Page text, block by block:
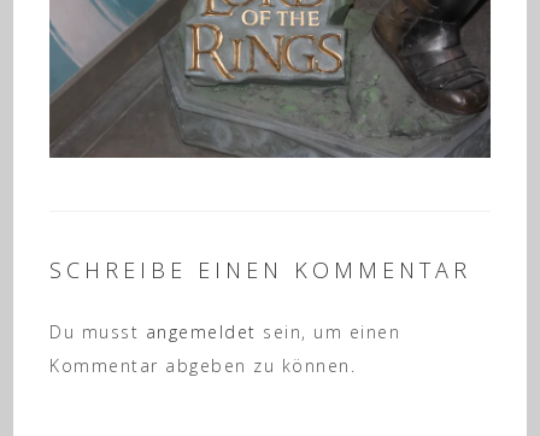
SCHREIBE EINEN KOMMENTAR
Du musst angemeldet sein, um einen
Kommentar abgeben zu können.